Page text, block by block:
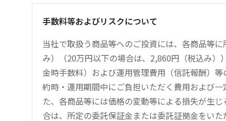
手数料等およびリスクについて
当社で取扱う商品等へのご投資には、各商品等
み）（20万円以下の場合は、2,860円（税込み
金時手数料）および運用管理費用（信託報酬）
約時・運用期間中にご負担いただく費用および
た、各商品等には価格の変動等による損失が生
合は、所定の委託保証金または委託証拠金をい